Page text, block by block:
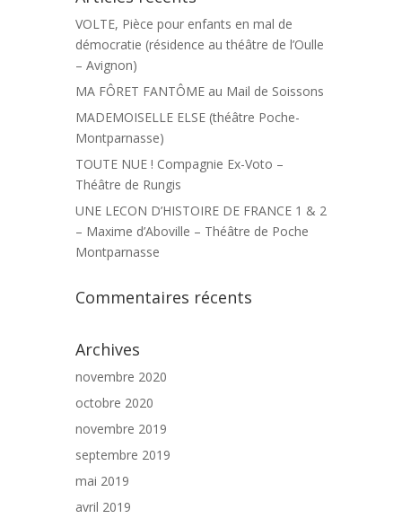
VOLTE, Pièce pour enfants en mal de
démocratie (résidence au théâtre de l’Oulle
– Avignon)
MA FÔRET FANTÔME au Mail de Soissons
MADEMOISELLE ELSE (théâtre Poche-
Montparnasse)
TOUTE NUE ! Compagnie Ex-Voto –
Théâtre de Rungis
UNE LECON D’HISTOIRE DE FRANCE 1 & 2
– Maxime d’Aboville – Théâtre de Poche
Montparnasse
Commentaires récents
Archives
novembre 2020
octobre 2020
novembre 2019
septembre 2019
mai 2019
avril 2019